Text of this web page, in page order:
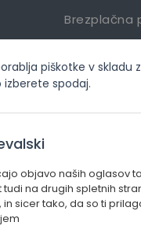
objavo naših oglasov
tudi na drugih spletnih
in sicer tako, da so ti
piškotke v skladu
spodaj.
Brezplačna
Akumulatorski